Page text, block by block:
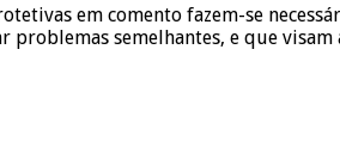
em comento fazem-se
problemas semelhantes, e que